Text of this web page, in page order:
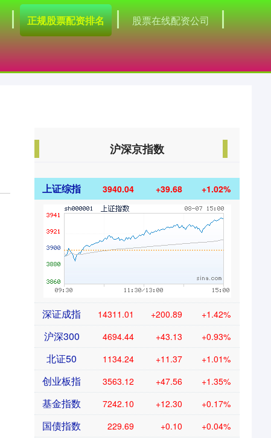
正规股票配资排名 股票在线配资公司
沪深京指数
上证综指 3940.04 +39.68 +1.02%
深证成指 14311.01 +200.89 +1.42%
沪深300 4694.44 +43.13 +0.93%
北证50 1134.24 +11.37 +1.01%
创业板指 3563.12 +47.56 +1.35%
基金指数 7242.10 +12.30 +0.17%
国债指数 229.69 +0.10 +0.04%